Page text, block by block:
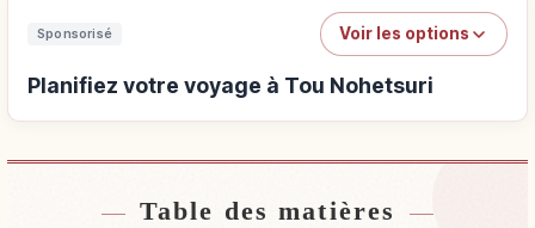
Sponsorisé Voir les options
Planifiez votre voyage à Tou Nohetsuri
Hébergements près de Tou Nohetsuri↗
Table des matières